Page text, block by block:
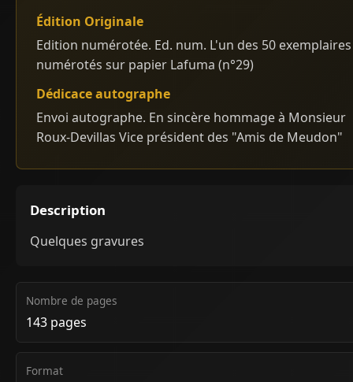
Édition Originale
Edition numérotée. Ed. num. L'un des 50 exemplaires
numérotés sur papier Lafuma (n°29)
Dédicace autographe
Envoi autographe. En sincère hommage à Monsieur
Roux-Devillas Vice président des "Amis de Meudon"
Description
Quelques gravures
Nombre de pages
143 pages
Format